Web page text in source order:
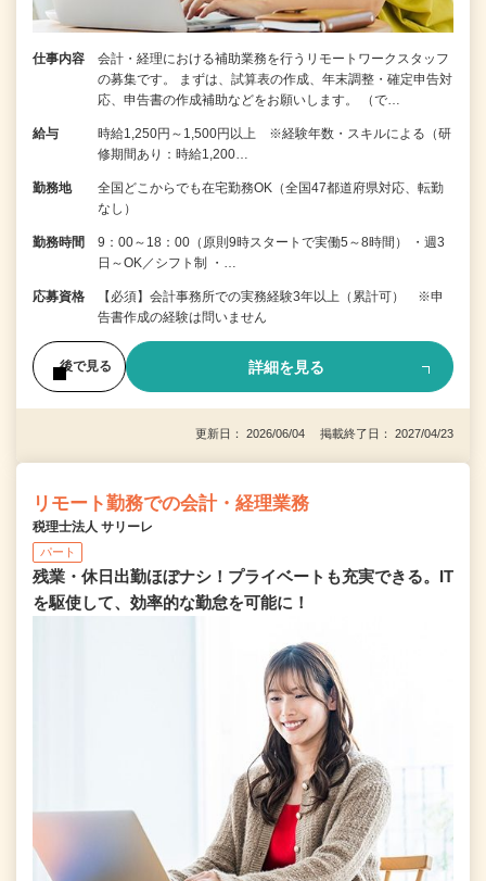
仕事内容
会計・経理における補助業務を行うリモートワークスタッフ
の募集です。 まずは、試算表の作成、年末調整・確定申告対
応、申告書の作成補助などをお願いします。 （で…
給与
時給1,250円～1,500円以上 ※経験年数・スキルによる（研
修期間あり：時給1,200…
勤務地
全国どこからでも在宅勤務OK（全国47都道府県対応、転勤
なし）
勤務時間
9：00～18：00（原則9時スタートで実働5～8時間） ・週3
日～OK／シフト制 ・…
応募資格
【必須】会計事務所での実務経験3年以上（累計可） ※申
告書作成の経験は問いません
後で見る 詳細を見る
更新日： 2026/06/04 掲載終了日： 2027/04/23
リモート勤務での会計・経理業務
税理士法人 サリーレ
パート
残業・休日出勤ほぼナシ！プライベートも充実できる。IT
を駆使して、効率的な勤怠を可能に！